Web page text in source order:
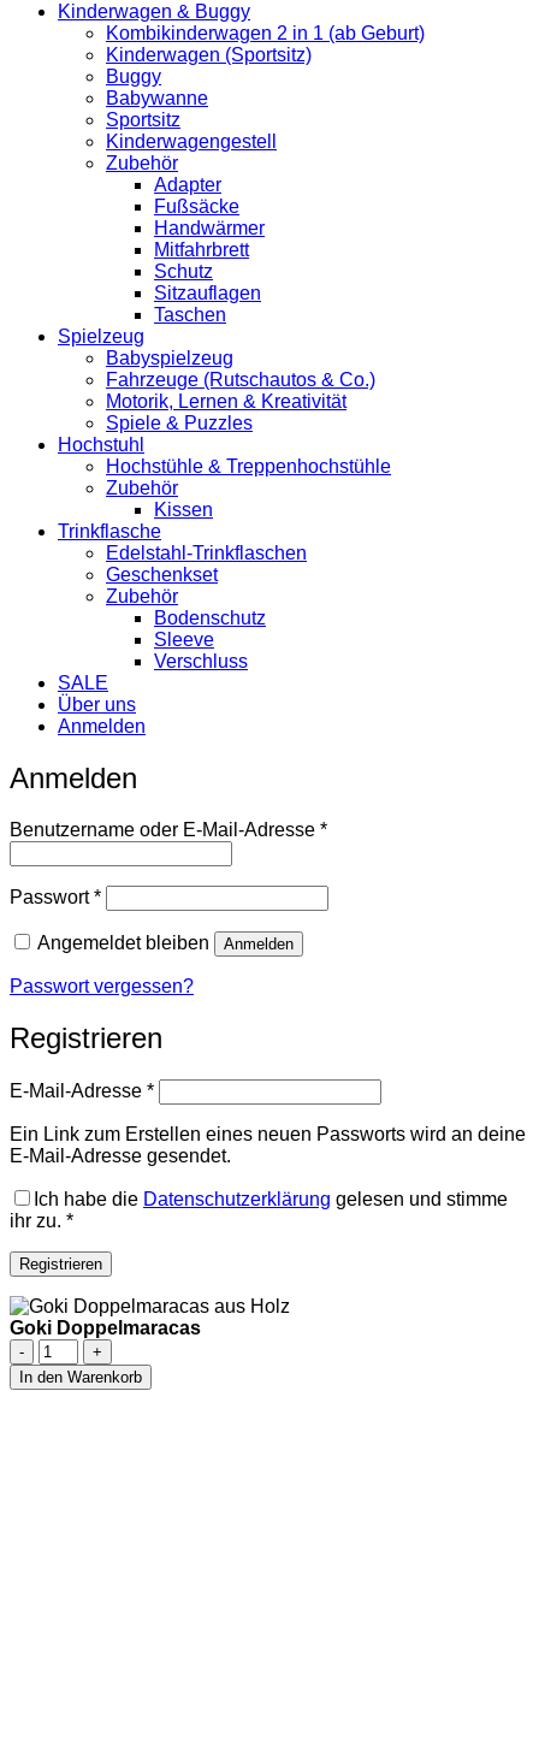
Kinderwagen & Buggy
Kombikinderwagen 2 in 1 (ab Geburt)
Kinderwagen (Sportsitz)
Buggy
Babywanne
Sportsitz
Kinderwagengestell
Zubehör
Adapter
Fußsäcke
Handwärmer
Mitfahrbrett
Schutz
Sitzauflagen
Taschen
Spielzeug
Babyspielzeug
Fahrzeuge (Rutschautos & Co.)
Motorik, Lernen & Kreativität
Spiele & Puzzles
Hochstuhl
Hochstühle & Treppenhochstühle
Zubehör
Kissen
Trinkflasche
Edelstahl-Trinkflaschen
Geschenkset
Zubehör
Bodenschutz
Sleeve
Verschluss
SALE
Über uns
Anmelden
Anmelden
Benutzername oder E-Mail-Adresse *
Passwort*
Angemeldet bleiben Anmelden
Passwort vergessen?
Registrieren
E-Mail-Adresse *
Ein Link zum Erstellen eines neuen Passworts wird an deine
E-Mail-Adresse gesendet.
Ich habe die Datenschutzerklärung gelesen und stimme
ihr zu. *
Registrieren
Goki Doppelmaracas
In den Warenkorb